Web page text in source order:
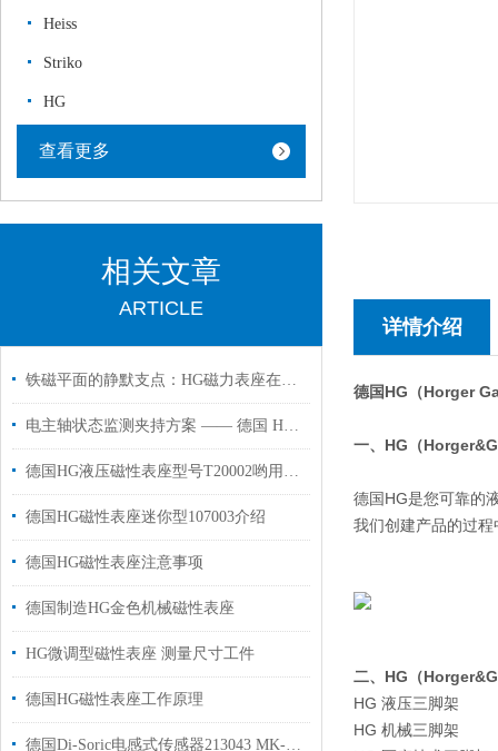
Heiss
Striko
HG
查看更多
相关文章
ARTICLE
铁磁平面的静默支点：HG磁力表座在精密测量中的磁路切换与姿态锁定
电主轴状态监测夹持方案 —— 德国 HG 106306 磁力表座应用解析
德国HG液压磁性表座型号T20002哟用于机床工作半径950mm
德国HG磁性表座迷你型107003介绍
德国HG磁性表座注意事项
德国制造HG金色机械磁性表座
HG微调型磁性表座 测量尺寸工件
德国HG磁性表座工作原理
德国Di-Soric电感式传感器213043 MK-Z-8/4用于汽车零部件制造行业
详情介绍
德国HG（Horger
一、HG（
德国HG是您可靠的
我们创建产品的过
二、HG（
HG 液压三脚架
HG 机械三脚架